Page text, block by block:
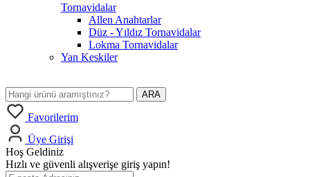
Tornavidalar
Allen Anahtarlar
Düz - Yıldız Tornavidalar
Lokma Tornavidalar
Yan Keskiler
ARA
Favorilerim
Üye Girişi
Hoş Geldiniz
Hızlı ve güvenli alışverişe giriş yapın!